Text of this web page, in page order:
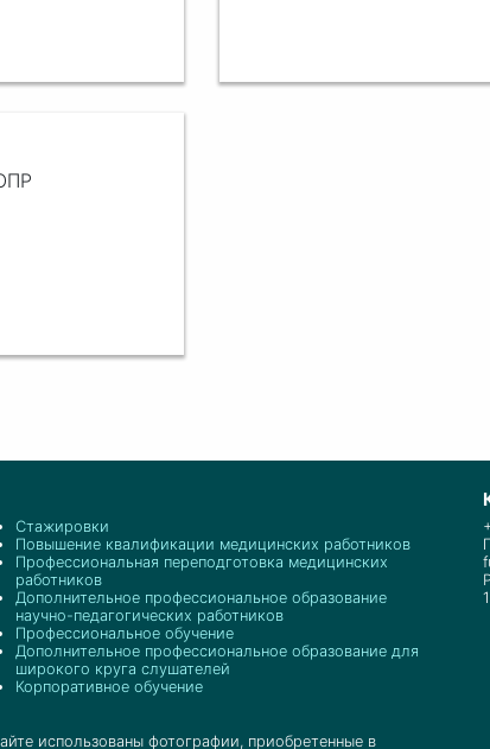
Стажировки
Повышение квалификации медицинских работников
Профессиональная переподготовка медицинских
работников
Дополнительное профессиональное образование
научно-педагогических работников
Профессиональное обучение
Дополнительное профессиональное образование для
широкого круга слушателей
Корпоративное обучение
использованы фотографии, приобретенные в
1